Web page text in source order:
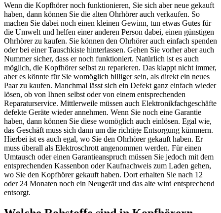
Wenn die Kopfhörer noch funktionieren, Sie sich aber neue gekauft
haben, dann können Sie die alten Ohrhörer auch verkaufen. So
machen Sie dabei noch einen kleinen Gewinn, tun etwas Gutes für
die Umwelt und helfen einer anderen Person dabei, einen günstigen
Ohrhörer zu kaufen. Sie können den Ohrhörer auch einfach spenden
oder bei einer Tauschkiste hinterlassen. Gehen Sie vorher aber auch
Nummer sicher, dass er noch funktioniert. Natürlich ist es auch
möglich, die Kopfhörer selbst zu reparieren. Das klappt nicht immer,
aber es könnte für Sie womöglich billiger sein, als direkt ein neues
Paar zu kaufen. Manchmal lässt sich ein Defekt ganz einfach wieder
lösen, ob von Ihnen selbst oder von einem entsprechenden
Reparaturservice. Mittlerweile müssen auch Elektronikfachgeschäfte
defekte Geräte wieder annehmen. Wenn Sie noch eine Garantie
haben, dann können Sie diese womöglich auch einlösen. Egal wie,
das Geschäft muss sich dann um die richtige Entsorgung kümmern.
Hierbei ist es auch egal, wo Sie den Ohrhörer gekauft haben. Er
muss überall als Elektroschrott angenommen werden. Für einen
Umtausch oder einen Garantieanspruch müssen Sie jedoch mit dem
entsprechenden Kassenbon oder Kaufnachweis zum Laden gehen,
wo Sie den Kopfhörer gekauft haben. Dort erhalten Sie nach 12
oder 24 Monaten noch ein Neugerät und das alte wird entsprechend
entsorgt.